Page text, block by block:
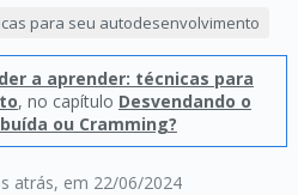
atrás, em 22/06/2024
para seu autodesenvolvimento
a aprender: técnicas para
, no capítulo Desvendando o
ou Cramming?